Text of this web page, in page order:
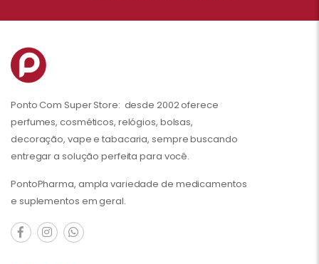
Ponto Com Super Store: desde 2002 oferece
perfumes, cosméticos, relógios, bolsas,
decoração, vape e tabacaria, sempre buscando
entregar a solução perfeita para você.
PontoPharma, ampla variedade de medicamentos
e suplementos em geral.